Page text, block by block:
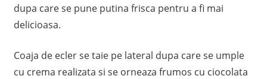
dupa care se pune putina frisca pentru a fi mai
delicioasa.
Coaja de ecler se taie pe lateral dupa care se umple
cu crema realizata si se orneaza frumos cu ciocolata